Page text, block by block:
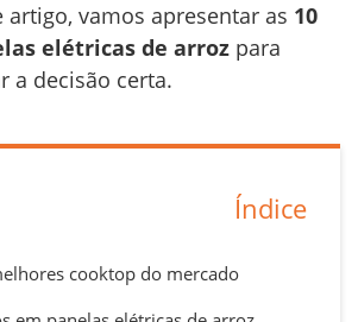
artigo, vamos apresentar as 10
elétricas de arroz para
a decisão certa.
Índice
cooktop do mercado